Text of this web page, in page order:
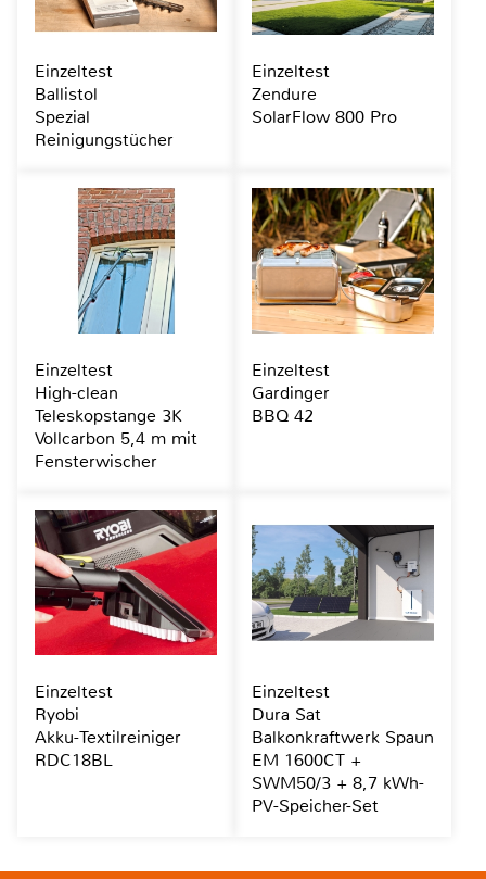
Einzeltest
Ballistol
Spezial
Reinigungstücher
Einzeltest
Zendure
SolarFlow 800 Pro
Einzeltest
High-clean
Teleskopstange 3K
Vollcarbon 5,4 m mit
Fensterwischer
Einzeltest
Gardinger
BBQ 42
Einzeltest
Ryobi
Akku-Textilreiniger
RDC18BL
Einzeltest
Dura Sat
Balkonkraftwerk Spaun
EM 1600CT +
SWM50/3 + 8,7 kWh-
PV-Speicher-Set